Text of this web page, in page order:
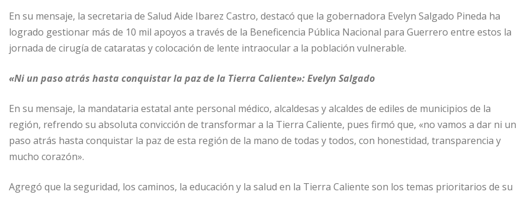
En su mensaje, la secretaria de Salud Aide Ibarez Castro, destacó que la gobernadora Evelyn Salgado Pineda ha
logrado gestionar más de 10 mil apoyos a través de la Beneficencia Pública Nacional para Guerrero entre estos la
jornada de cirugía de cataratas y colocación de lente intraocular a la población vulnerable.
«Ni un paso atrás hasta conquistar la paz de la Tierra Caliente»: Evelyn Salgado
En su mensaje, la mandataria estatal ante personal médico, alcaldesas y alcaldes de ediles de municipios de la
región, refrendo su absoluta convicción de transformar a la Tierra Caliente, pues firmó que, «no vamos a dar ni un
paso atrás hasta conquistar la paz de esta región de la mano de todas y todos, con honestidad, transparencia y
mucho corazón».
Agregó que la seguridad, los caminos, la educación y la salud en la Tierra Caliente son los temas prioritarios de su